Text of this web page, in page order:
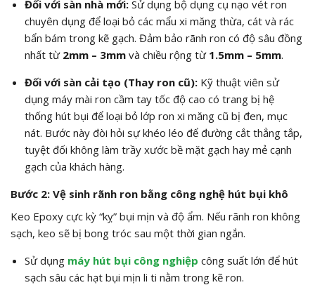
Đối với sàn nhà mới:Sử dụng bộ dụng cụ nạo vét ron
chuyên dụng để loại bỏ các mẩu xi măng thừa, cát và rác
bẩn bám trong kẽ gạch. Đảm bảo rãnh ron có độ sâu đồng
nhất từ 2mm – 3mmvà chiều rộng từ 1.5mm – 5mm.
Đối với sàn cải tạo (Thay ron cũ):Kỹ thuật viên sử
dụng máy mài ron cầm tay tốc độ cao có trang bị hệ
thống hút bụi để loại bỏ lớp ron xi măng cũ bị đen, mục
nát. Bước này đòi hỏi sự khéo léo để đường cắt thẳng tắp,
tuyệt đối không làm trầy xước bề mặt gạch hay mẻ cạnh
gạch của khách hàng.
Bước 2: Vệ sinh rãnh ron bằng công nghệ hút bụi khô
Keo Epoxy cực kỳ “kỵ” bụi mịn và độ ẩm. Nếu rãnh ron không
sạch, keo sẽ bị bong tróc sau một thời gian ngắn.
Sử dụng máy hút bụi công nghiệp công suất lớn để hút
sạch sâu các hạt bụi mịn li ti nằm trong kẽ ron.